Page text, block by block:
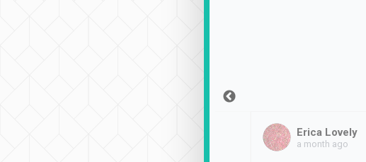
Erica Lovely
a month ago